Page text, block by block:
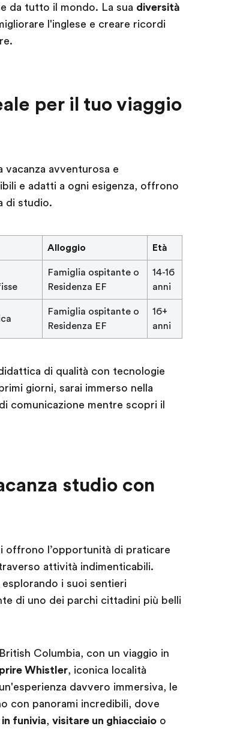
da tutto il mondo. La sua diversità
l'inglese e creare ricordi
per il tuo viaggio
avventurosa e
e adatti a ogni esigenza, offrono
di studio.
Alloggio Età
Famiglia ospitante o
Residenza EF
14-16
anni
Famiglia ospitante o
Residenza EF
16+
anni
di qualità con tecnologie
giorni, sarai immerso nella
comunicazione mentre scopri il
studio con
offrono l’opportunità di praticare
attività indimenticabili.
esplorando i suoi sentieri
di uno dei parchi cittadini più belli
Columbia, con un viaggio in
Whistler, iconica località
davvero immersiva, le
con panorami incredibili, dove
funivia, visitare un ghiacciaioo